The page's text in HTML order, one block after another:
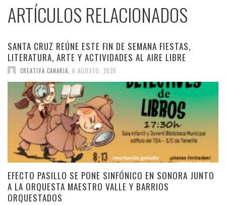
ARTÍCULOS RELACIONADOS
SANTA CRUZ REÚNE ESTE FIN DE SEMANA FIESTAS,
LITERATURA, ARTE Y ACTIVIDADES AL AIRE LIBRE
CREATIVA CANARIA 6 AGOSTO, 2026
EFECTO PASILLO SE PONE SINFÓNICO EN SONORA JUNTO
A LA ORQUESTA MAESTRO VALLE Y BARRIOS
ORQUESTADOS